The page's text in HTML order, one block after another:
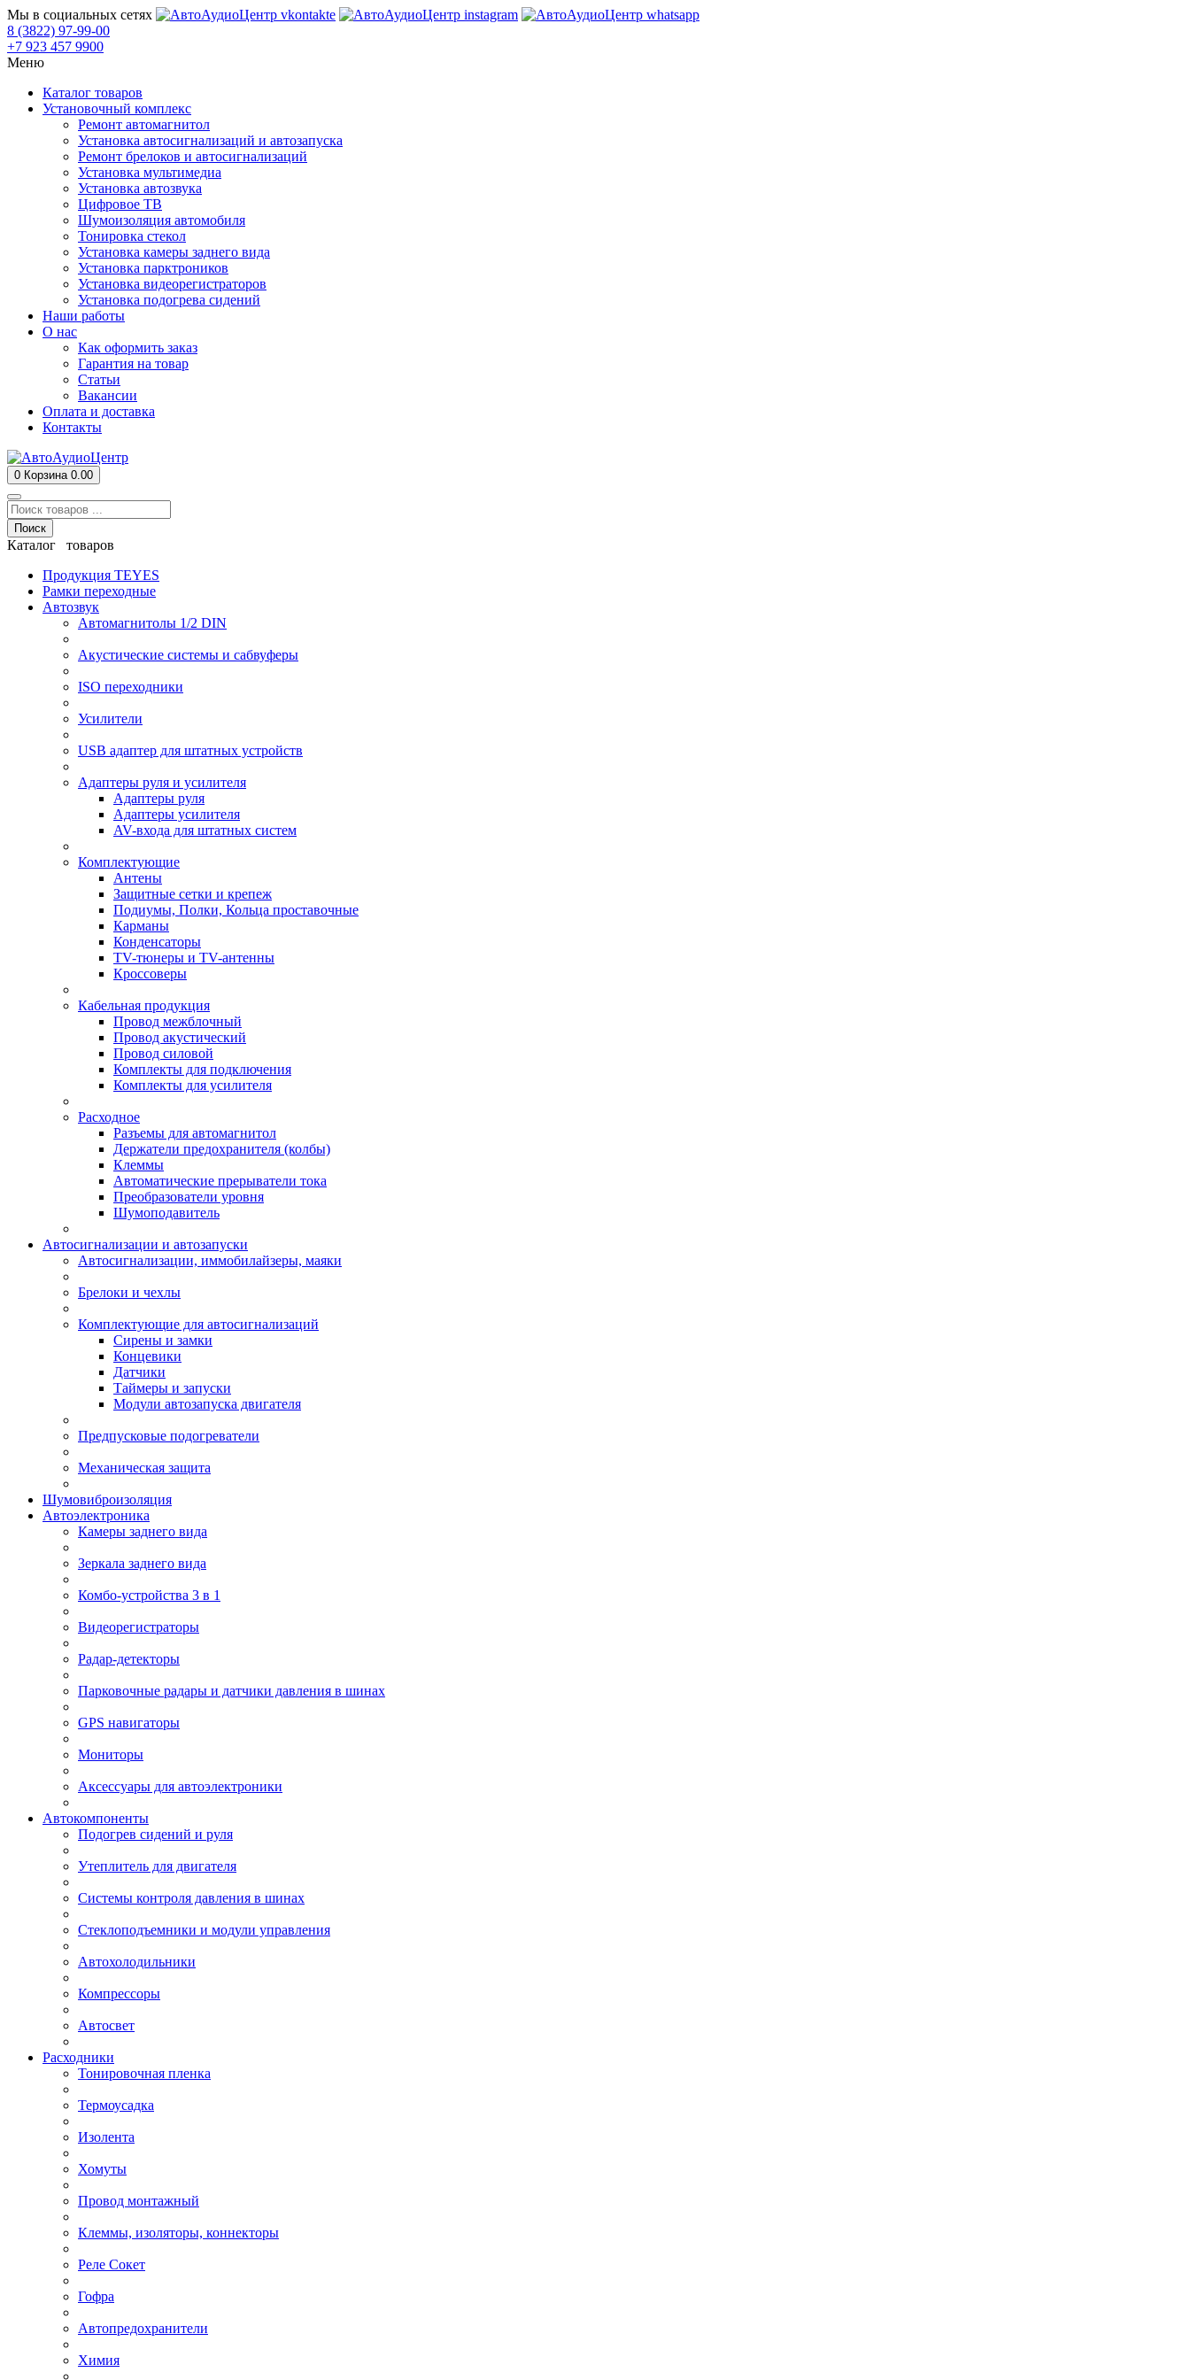
Мы в социальных сетях
8 (3822) 97-99-00
+7 923 457 9900
Меню
Каталог товаров
Установочный комплекс
Ремонт автомагнитол
Установка автосигнализаций и автозапуска
Ремонт брелоков и автосигнализаций
Установка мультимедиа
Установка автозвука
Цифровое ТВ
Шумоизоляция автомобиля
Тонировка стекол
Установка камеры заднего вида
Установка парктроников
Установка видеорегистраторов
Установка подогрева сидений
Наши работы
О нас
Как оформить заказ
Гарантия на товар
Статьи
Вакансии
Оплата и доставка
Контакты
0 Корзина 0.00
Поиск
Каталог товаров
Продукция TEYES
Рамки переходные
Автозвук
Автомагнитолы 1/2 DIN
Акустические системы и сабвуферы
ISO переходники
Усилители
USB адаптер для штатных устройств
Адаптеры руля и усилителя
Адаптеры руля
Адаптеры усилителя
AV-входа для штатных систем
Комплектующие
Антены
Защитные сетки и крепеж
Подиумы, Полки, Кольца проставочные
Карманы
Конденсаторы
TV-тюнеры и TV-антенны
Кроссоверы
Кабельная продукция
Провод межблочный
Провод акустический
Провод силовой
Комплекты для подключения
Комплекты для усилителя
Расходное
Разъемы для автомагнитол
Держатели предохранителя (колбы)
Клеммы
Автоматические прерыватели тока
Преобразователи уровня
Шумоподавитель
Автосигнализации и автозапуски
Автосигнализации, иммобилайзеры, маяки
Брелоки и чехлы
Комплектующие для автосигнализаций
Сирены и замки
Концевики
Датчики
Таймеры и запуски
Модули автозапуска двигателя
Предпусковые подогреватели
Механическая защита
Шумовиброизоляция
Автоэлектроника
Камеры заднего вида
Зеркала заднего вида
Комбо-устройства 3 в 1
Видеорегистраторы
Радар-детекторы
Парковочные радары и датчики давления в шинах
GPS навигаторы
Мониторы
Аксессуары для автоэлектроники
Автокомпоненты
Подогрев сидений и руля
Утеплитель для двигателя
Системы контроля давления в шинах
Стеклоподъемники и модули управления
Автохолодильники
Компрессоры
Автосвет
Расходники
Тонировочная пленка
Термоусадка
Изолента
Хомуты
Провод монтажный
Клеммы, изоляторы, коннекторы
Реле Сокет
Гофра
Автопредохранители
Химия